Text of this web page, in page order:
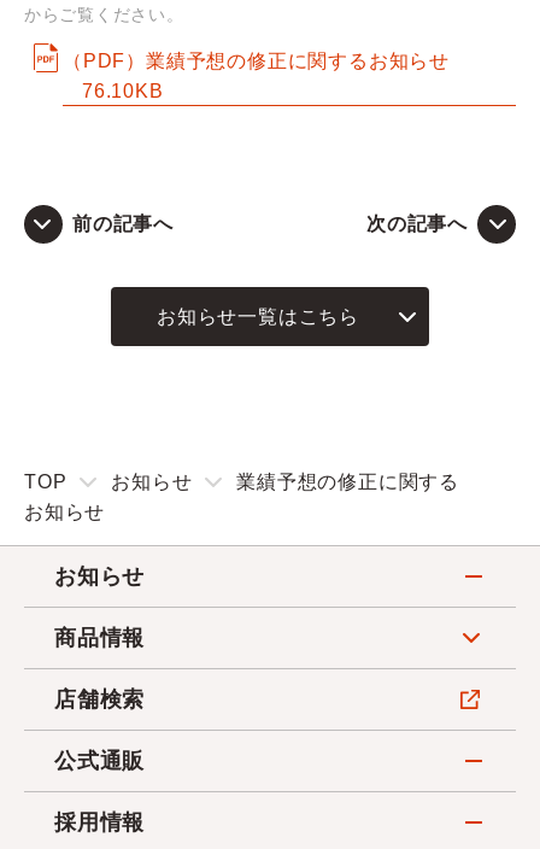
お問い合わせ
からご覧ください。
（PDF）業績予想の修正に関するお知らせ
76.10KB
前の記事へ 次の記事へ
お知らせ一覧はこちら
TOP お知らせ
業績予想の修正に関する
お知らせ
お知らせ
商品情報
店舗検索
公式通販
採用情報